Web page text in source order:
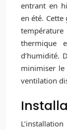
entrant en
en été.
thermique
d’humidité.
minimiser le
ventilation